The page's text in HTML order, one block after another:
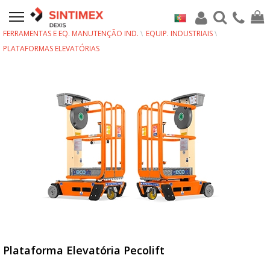
FERRAMENTAS E EQ. MANUTENÇÃO IND.
EQUIP. INDUSTRIAIS
PLATAFORMAS ELEVATÓRIAS
Plataforma Elevatória Pecolift